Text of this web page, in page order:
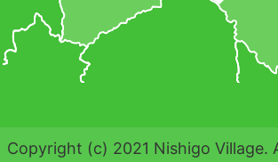
Copyright (c) 2021 Nishigo Village.